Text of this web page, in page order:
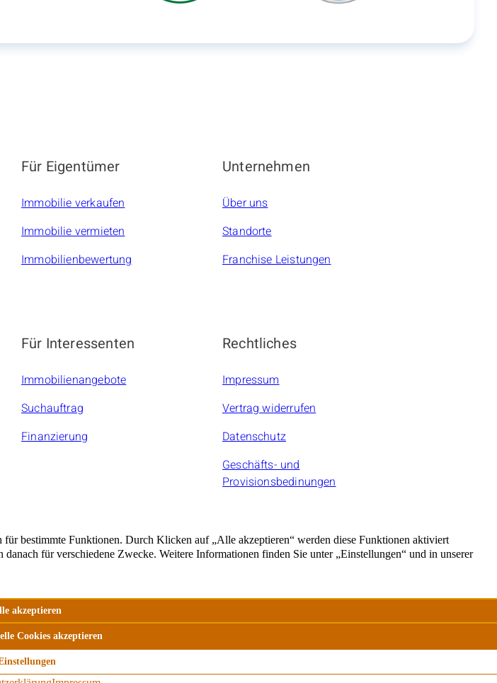
Für Eigentümer
Immobilie verkaufen
Immobilie vermieten
Immobilienbewertung
Unternehmen
Über uns
Standorte
Franchise Leistungen
Für Interessenten
Immobilienangebote
Suchauftrag
Finanzierung
Rechtliches
Impressum
Vertrag widerrufen
Datenschutz
Geschäfts- und
Provisionsbedinungen